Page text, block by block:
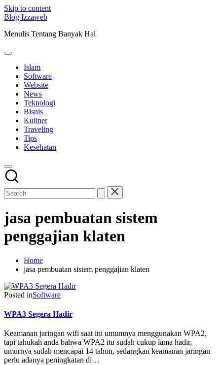
Skip to content
Blog Izzaweb
Menulis Tentang Banyak Hal
Islam
Software
Website
News
Teknologi
Bisnis
Kuliner
Traveling
Tips
Kesehatan
jasa pembuatan sistem
penggajian klaten
Home
jasa pembuatan sistem penggajian klaten
Posted inSoftware
WPA3 Segera Hadir
Keamanan jaringan wifi saat ini umumnya menggunakan WPA2,
tapi tahukah anda bahwa WPA2 itu sudah cukup lama hadir,
umurnya sudah mencapai 14 tahun, sedangkan keamanan jaringan
perlu adanya peningkatan di…